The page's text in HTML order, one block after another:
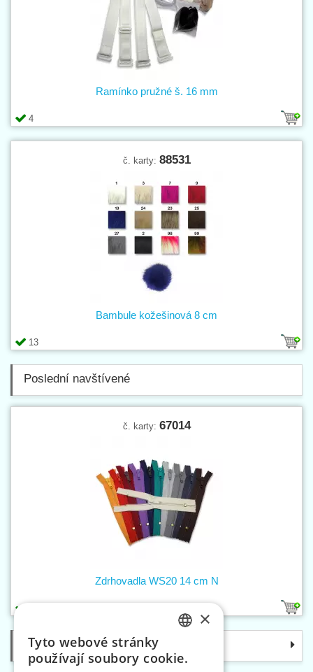
4
Ramínko pružné š. 16 mm
č. karty: 88531
13
Bambule kožešinová 8 cm
Poslední navštívené
č. karty: 67014
Zdrhovadla WS20 14 cm N
Kategorie
×
Tyto webové stránky
používají soubory cookie.